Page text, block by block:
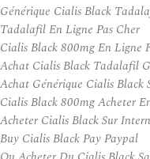
Générique Cialis Black
Tadalafil En Ligne Pas Cher
Cialis Black 800mg En Ligne
Achat Cialis Black Tadalafil
Achat Générique Cialis Black
Cialis Black 800mg Acheter
Acheter Cialis Black Sur
Buy Cialis Black Pay Paypal